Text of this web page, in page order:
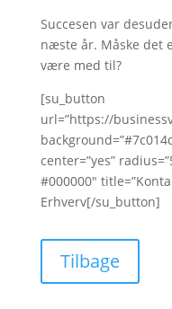
Succesen var
næste år. Måske det
være med til?
[su_button
url=”https://
center=”yes”
#000000″
Erhverv[/su_button]
Tilbage